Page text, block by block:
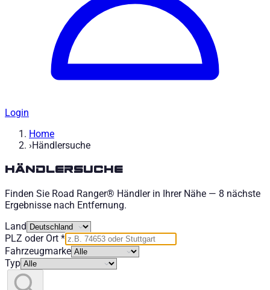
Login
Home
›Händlersuche
Händlersuche
Finden Sie Road Ranger® Händler in Ihrer Nähe — 8 nächste
Ergebnisse nach Entfernung.
Land
PLZ oder Ort *
Fahrzeugmarke
Typ